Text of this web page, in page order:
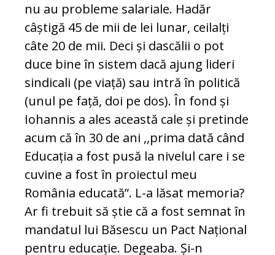
nu au probleme salariale. Hadăr
câștigă 45 de mii de lei lunar, ceilalți
câte 20 de mii. Deci și dascălii o pot
duce bine în sistem dacă ajung lideri
sindicali (pe viață) sau intră în politică
(unul pe față, doi pe dos). În fond și
Iohannis a ales această cale și pretinde
acum că în 30 de ani ,,prima dată când
Educația a fost pusă la nivelul care i se
cuvine a fost în proiectul meu
România educată”. L-a lăsat memoria?
Ar fi trebuit să știe că a fost semnat în
mandatul lui Băsescu un Pact Național
pentru educație. Degeaba. Și-n